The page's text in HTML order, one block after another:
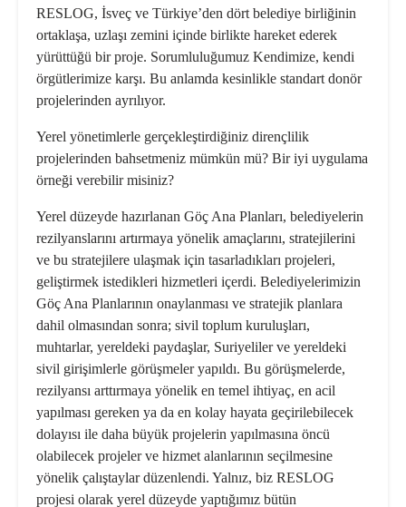
RESLOG, İsveç ve Türkiye’den dört belediye birliğinin
ortaklaşa, uzlaşı zemini içinde birlikte hareket ederek
yürüttüğü bir proje. Sorumluluğumuz Kendimize, kendi
örgütlerimize karşı. Bu anlamda kesinlikle standart donör
projelerinden ayrılıyor.
Yerel yönetimlerle gerçekleştirdiğiniz dirençlilik
projelerinden bahsetmeniz mümkün mü? Bir iyi uygulama
örneği verebilir misiniz?
Yerel düzeyde hazırlanan Göç Ana Planları, belediyelerin
rezilyanslarını artırmaya yönelik amaçlarını, stratejilerini
ve bu stratejilere ulaşmak için tasarladıkları projeleri,
geliştirmek istedikleri hizmetleri içerdi. Belediyelerimizin
Göç Ana Planlarının onaylanması ve stratejik planlara
dahil olmasından sonra; sivil toplum kuruluşları,
muhtarlar, yereldeki paydaşlar, Suriyeliler ve yereldeki
sivil girişimlerle görüşmeler yapıldı. Bu görüşmelerde,
rezilyansı arttırmaya yönelik en temel ihtiyaç, en acil
yapılması gereken ya da en kolay hayata geçirilebilecek
dolayısı ile daha büyük projelerin yapılmasına öncü
olabilecek projeler ve hizmet alanlarının seçilmesine
yönelik çalıştaylar düzenlendi. Yalnız, biz RESLOG
projesi olarak yerel düzeyde yaptığımız bütün